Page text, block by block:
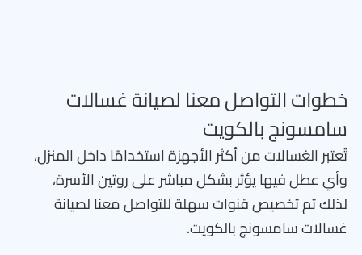
خطوات التواصل معنا لصيانة غسالات
سامسونج بالكويت
تُعتبر الغسالات من أكثر الأجهزة استخدامًا داخل المنزل،
وأي عطل فيها يؤثر بشكل مباشر على روتين الأسرة،
لذلك تم تخصيص قنوات سهلة للتواصل معنا لصيانة
غسالات سامسونج بالكويت.